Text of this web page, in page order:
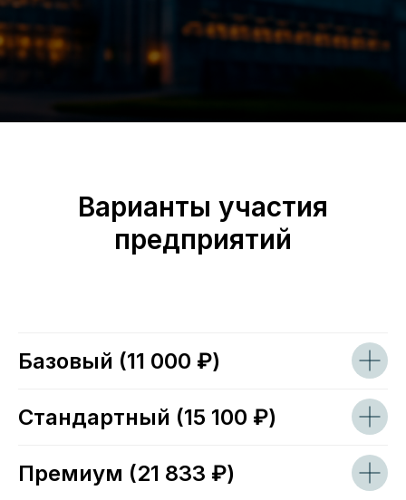
Варианты участия
предприятий
Базовый (11 000 ₽)
Стандартный (15 100 ₽)
Премиум (21 833 ₽)